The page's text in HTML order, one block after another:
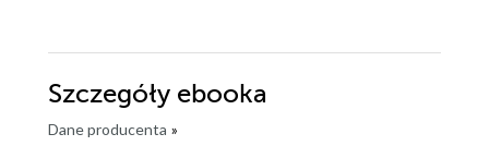
Szczegóły ebooka
Dane producenta »